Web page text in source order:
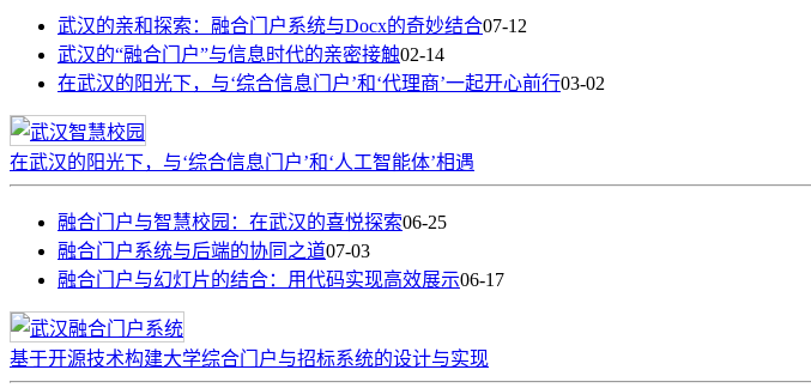
武汉的亲和探索：融合门户系统与Docx的奇妙结合07-12
武汉的“融合门户”与信息时代的亲密接触02-14
在武汉的阳光下，与‘综合信息门户’和‘代理商’一起开心前行03-02
在武汉的阳光下，与‘综合信息门户’和‘人工智能体’相遇
融合门户与智慧校园：在武汉的喜悦探索06-25
融合门户系统与后端的协同之道07-03
融合门户与幻灯片的结合：用代码实现高效展示06-17
基于开源技术构建大学综合门户与招标系统的设计与实现